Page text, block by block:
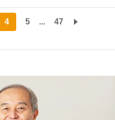
4 5 ... 47